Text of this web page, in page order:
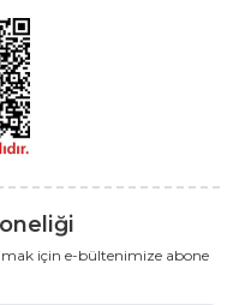
için e-bültenimize abone